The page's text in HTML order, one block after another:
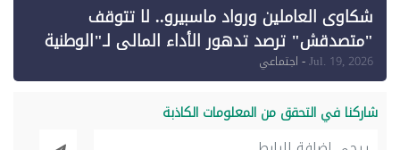
شكاوى العاملين ورواد ماسبيرو.. لا تتوقف
"متصدقش" ترصد تدهور الأداء المالي لـ"الوطنية
للإعلام"
Jul. 19, 2026- اجتماعي
شاركنا في التحقق من المعلومات الكاذبة